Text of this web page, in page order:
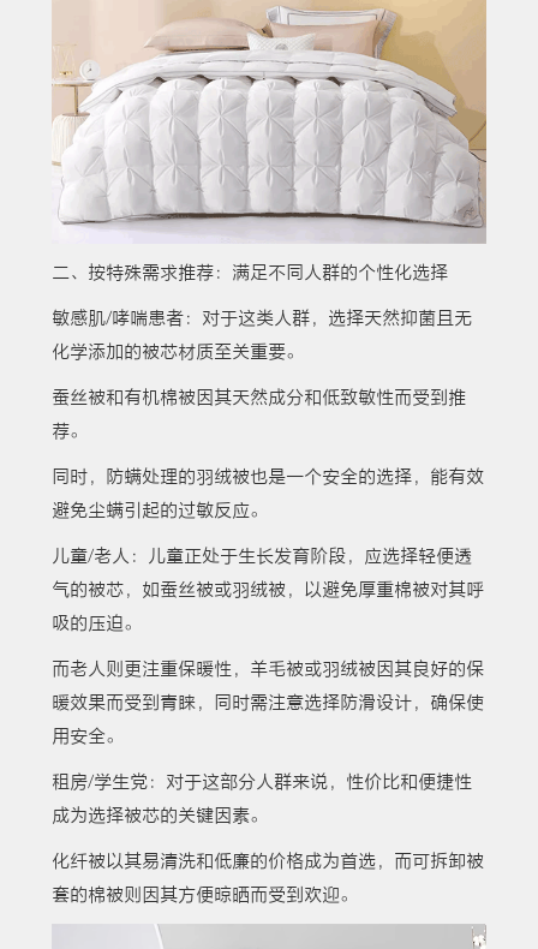
二、按特殊需求推荐：满足不同人群的个性化选择
敏感肌/哮喘患者：对于这类人群，选择天然抑菌且无
化学添加的被芯材质至关重要。
蚕丝被和有机棉被因其天然成分和低致敏性而受到推
荐。
同时，防螨处理的羽绒被也是一个安全的选择，能有效
避免尘螨引起的过敏反应。
儿童/老人：儿童正处于生长发育阶段，应选择轻便透
气的被芯，如蚕丝被或羽绒被，以避免厚重棉被对其呼
吸的压迫。
而老人则更注重保暖性，羊毛被或羽绒被因其良好的保
暖效果而受到青睐，同时需注意选择防滑设计，确保使
用安全。
租房/学生党：对于这部分人群来说，性价比和便捷性
成为选择被芯的关键因素。
化纤被以其易清洗和低廉的价格成为首选，而可拆卸被
套的棉被则因其方便晾晒而受到欢迎。